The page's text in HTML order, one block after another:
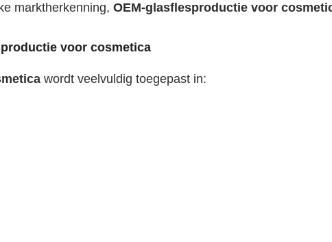
marktherkenning, OEM-glasflesproductie voor
voor cosmetica
wordt veelvuldig toegepast in: